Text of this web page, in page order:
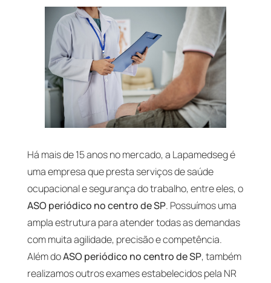
Há mais de 15 anos no mercado, a Lapamedseg é
uma empresa que presta serviços de saúde
ocupacional e segurança do trabalho, entre eles, o
ASO periódico no centro de SP. Possuímos uma
ampla estrutura para atender todas as demandas
com muita agilidade, precisão e competência.
Além doASO periódico no centro de SP, também
realizamos outros exames estabelecidos pela NR